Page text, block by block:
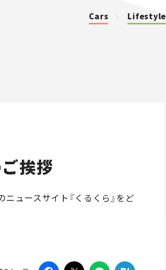
Cars Lifestyle
挨拶
ュースサイト『くるくら』をど
Special